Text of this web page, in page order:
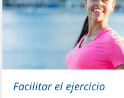
Facilitar el ejercicio